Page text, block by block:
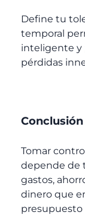
Define tu
temporal
inteligente y
pérdidas
Conclusión
Tomar
depende de
gastos,
dinero que
presupuesto